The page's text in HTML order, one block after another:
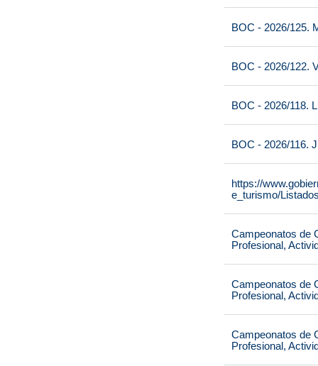
BOC - 2026/125.
BOC - 2026/122.
BOC - 2026/118.
BOC - 2026/116.
https://
e_turismo/
Campeonatos de
Profesional,
Campeonatos de
Profesional,
Campeonatos de
Profesional,